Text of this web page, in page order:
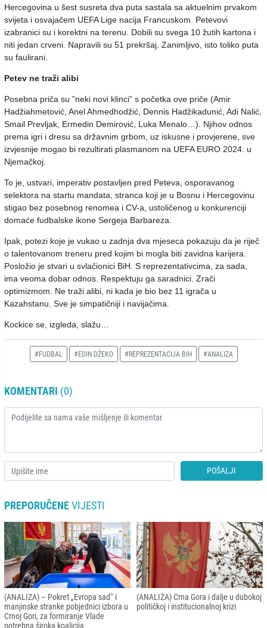
Hercegovina u šest susreta dva puta sastala sa aktuelnim prvakom
svijeta i osvajačem UEFA Lige nacija Francuskom. Petevovi
izabranici su i korektni na terenu. Dobili su svega 10 žutih kartona i
niti jedan crveni. Napravili su 51 prekršaj. Zanimljivo, isto toliko puta
su faulirani.
Petev ne traži alibi
Posebna priča su ”neki novi klinci” s početka ove priče (Amir
Hadžiahmetović, Anel Ahmedhodžić, Dennis Hadžikadunić, Adi Nalić,
Smail Prevljak, Ermedin Demirović, Luka Menalo…). Njihov odnos
prema igri i dresu sa državnim grbom, uz iskusne i provjerene, sve
izvjesnije mogao bi rezultirati plasmanom na UEFA EURO 2024. u
Njemačkoj.
To je, ustvari, imperativ postavljen pred Peteva, osporavanog
selektora na startu mandata, stranca koji je u Bosnu i Hercegovinu
stigao bez posebnog renomea i CV-a, ustoličenog u konkurenciji
domaće fudbalske ikone Sergeja Barbareza.
Ipak, potezi koje je vukao u zadnja dva mjeseca pokazuju da je riječ
o talentovanom treneru pred kojim bi mogla biti zavidna karijera.
Posložio je stvari u svlačionici BiH. S reprezentativcima, za sada,
ima veoma dobar odnos. Respektuju ga saradnici. Zrači
optimizmom. Ne traži alibi, ni kada je bio bez 11 igrača u
Kazahstanu. Sve je simpatičniji i navijačima.
Kockice se, izgleda, slažu…
#FUDBAL #EDIN DŽEKO #REPREZENTACIJA BIH #ANALIZA
KOMENTARI (0)
POŠALJI
PREPORUČENEVIJESTI
(ANALIZA) – Pokret „Evropa sad“ i
manjinske stranke pobjednici izbora u
Crnoj Gori, za formiranje Vlade
potrebna široka koalicija
(ANALIZA) Crna Gora i dalje u dubokoj
političkoj i institucionalnoj krizi